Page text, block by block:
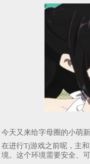
今天又来给字母圈的小萌
在进行Tj游戏之前呢，主
境。这个环境需要安全、